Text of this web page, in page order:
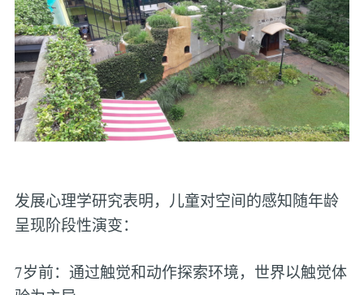
发展心理学研究表明，儿童对空间的感知随年龄
呈现阶段性演变：
7岁前：通过触觉和动作探索环境，世界以触觉体